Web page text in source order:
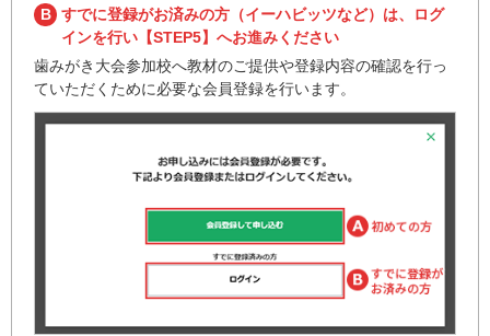
B すでに登録がお済みの方（イーハビッツなど）は、ログ
インを行い【STEP5】へお進みください
歯みがき大会参加校へ教材のご提供や登録内容の確認を行っ
ていただくために必要な会員登録を行います。